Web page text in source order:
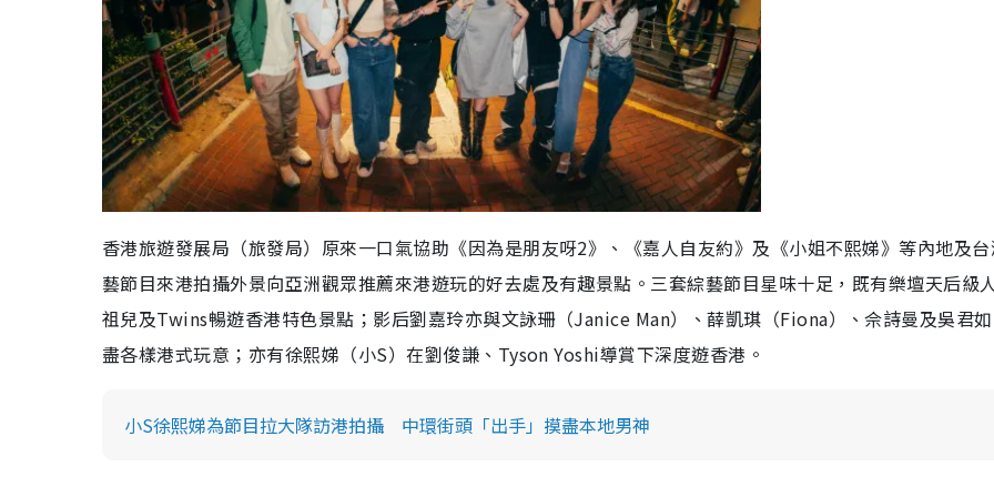
g
T
i
m
香港旅遊發展局（旅發局）原來一口氣協助《因為是朋友呀2》、《嘉人自友約》及《小姐不熙娣》等內地及台
藝節目來港拍攝外景向亞洲觀眾推薦來港遊玩的好去處及有趣景點。三套綜藝節目星味十足，既有樂壇天后級
祖兒及Twins暢遊香港特色景點；影后劉嘉玲亦與文詠珊（Janice Man）、薛凱琪（Fiona）、佘詩曼及吳君
盡各樣港式玩意；亦有徐熙娣（小S）在劉俊謙、Tyson Yoshi導賞下深度遊香港。
小S徐熙娣為節目拉大隊訪港拍攝 中環街頭「出手」摸盡本地男神